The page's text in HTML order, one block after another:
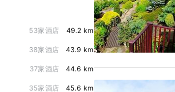
53家酒店 49.2 km
38家酒店 43.9 km
37家酒店 44.6 km
35家酒店 45.6 km